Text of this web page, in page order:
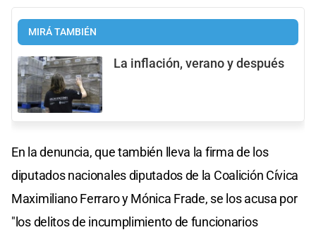
MIRÁ TAMBIÉN
La inflación, verano y después
En la denuncia, que también lleva la firma de los
diputados nacionales diputados de la Coalición Cívica
Maximiliano Ferraro y Mónica Frade, se los acusa por
"los delitos de incumplimiento de funcionarios